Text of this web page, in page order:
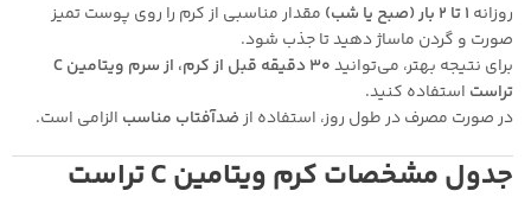
روزانه ۱ تا ۲ بار (صبح یا شب)
مقدار مناسبی از کرم را روی پوست تمیز
صورت و گردن ماساژ دهید تا جذب شود.
برای نتیجه بهتر، می‌توانید
۳۰ دقیقه قبل از کرم، از سرم ویتامین C
تراست استفاده کنید.
در صورت مصرف در طول روز، استفاده ازضدآفتاب مناسب الزامی است.
جدول مشخصات کرم ویتامین C تراست